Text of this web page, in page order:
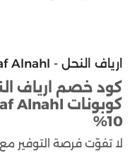
ارياف النحل - Aryaf Alnahl
10%